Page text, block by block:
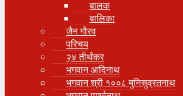
बालक
बालिका
जैन गौरव
परिचय
२४ तीर्थंकर
भगवान आदिनाथ
भगवान श्री १००८ मुनिसुव्रतनाथ